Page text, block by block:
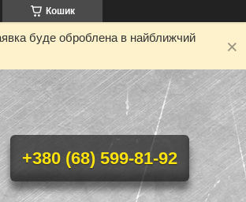
Кошик
буде оброблена в найближчий
+380 (68) 599-81-92